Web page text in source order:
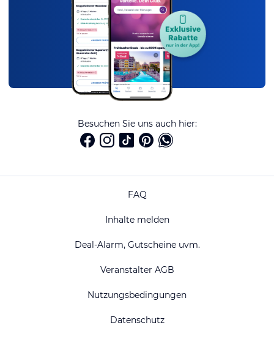
Besuchen Sie uns auch hier:
FAQ
Inhalte melden
Deal-Alarm, Gutscheine uvm.
Veranstalter AGB
Nutzungsbedingungen
Datenschutz